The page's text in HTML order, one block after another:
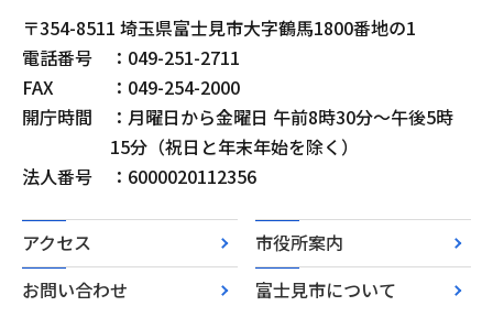
〒354-8511 埼玉県富士見市大字鶴馬1800番地の1
電話番号
：049-251-2711
FAX
：049-254-2000
開庁時間
：月曜日から金曜日 午前8時30分～午後5時
15分（祝日と年末年始を除く）
法人番号
：6000020112356
アクセス
市役所案内
お問い合わせ
富士見市について